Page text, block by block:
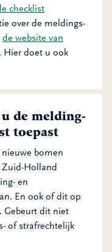
checklist
over de meldings-
de website van
. Hier doet u ook
de melding-
toepast
bomen
Zuid-Holland
en
En ook of dit op
Gebeurt dit niet
of strafrechtelijk